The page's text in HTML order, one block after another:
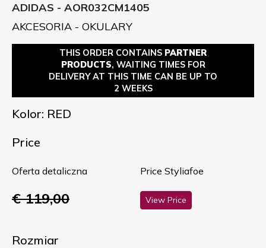
ADIDAS - AOR032CM1405
AKCESORIA - OKULARY
THIS ORDER CONTAINS PARTNER
PRODUCTS, WAITING TIMES FOR
DELIVERY AT THIS TIME CAN BE UP TO
2 WEEKS
Kolor: RED
Price
Oferta detaliczna
€ 119,00
Price Styliafoe
View Price
Rozmiar